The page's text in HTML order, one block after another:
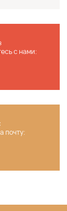
с нами:
почту: